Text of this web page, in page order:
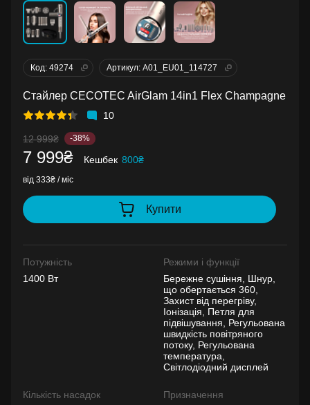
Код: 49274 Артикул: A01_EU01_114727
Стайлер CECOTEC AirGlam 14in1 Flex Champagne
10
12 999₴ -38%
7 999₴ Кешбек 800₴
від 333₴ / міс
Купити
Потужність
1400 Вт
Режими і функції
Бережне сушіння, Шнур,
що обертається 360,
Захист від перегріву,
Іонізація, Петля для
підвішування, Регульована
швидкість повітряного
потоку, Регульована
температура,
Світлодіодний дисплей
Кількість насадок
Призначення